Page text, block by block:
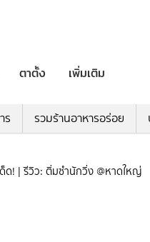
ตาตั้ง เพิ่มเติม
ร รวมร้านอาหารอร่อย
ด! | รีวิว: ติ่มซำนักวิ่ง @หาดใหญ่